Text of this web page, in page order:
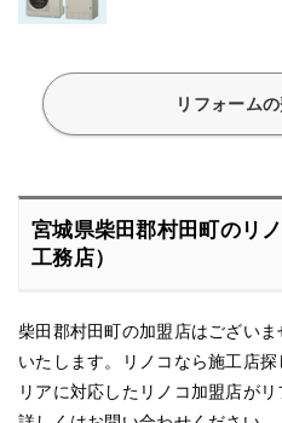
リフォーム
宮城県柴田郡村田町のリ
工務店）
柴田郡村田町の加盟店はござい
いたします。リノコなら施工店
リアに対応したリノコ加盟店がリ